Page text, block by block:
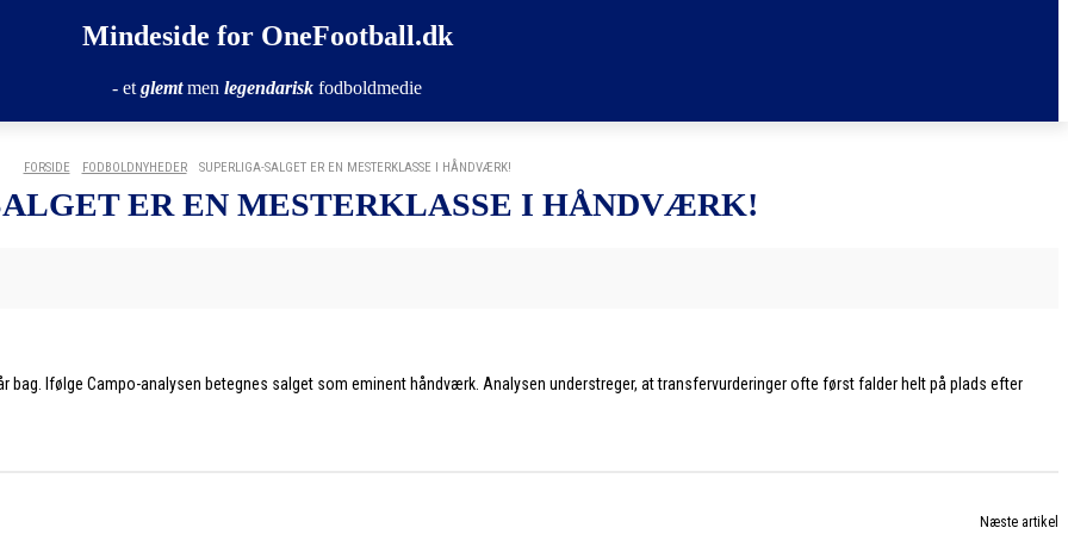
Mindeside for OneFootball.dk
- et glemtmen legendarisk fodboldmedie
FORSIDE FODBOLDNYHEDER SUPERLIGA-SALGET ER EN MESTERKLASSE I HÅNDVÆRK!
ER EN MESTERKLASSE I HÅNDVÆRK!
bag. Ifølge Campo-analysen betegnes salget som eminent håndværk. Analysen understreger, at transfervurderinger ofte først falder helt på plads efter
Næste artikel